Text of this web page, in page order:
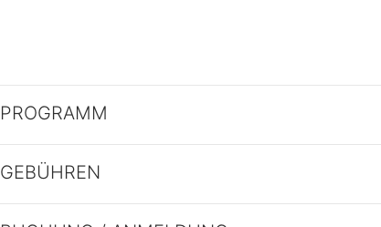
PROGRAMM
GEBÜHREN